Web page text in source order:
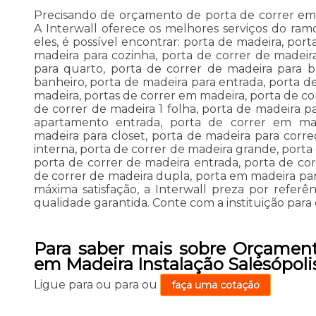
Precisando de orçamento de porta de correr em
A Interwall oferece os melhores serviços do
eles, é possível encontrar: porta de madeira,
madeira para cozinha, porta de correr de
para quarto, porta de correr de madeira para
banheiro, porta de madeira para entrada, porta
madeira, portas de correr em madeira, porta de
de correr de madeira 1 folha, porta de madeira
apartamento entrada, porta de correr em
madeira para closet, porta de madeira para
interna, porta de correr de madeira grande, porta
porta de correr de madeira entrada, porta de
de correr de madeira dupla, porta em madeira
máxima satisfação, a Interwall preza por
qualidade garantida. Conte com a instituição
Para saber mais sobre
em Madeira Instalação
Ligue para ou para ou faça uma cotação